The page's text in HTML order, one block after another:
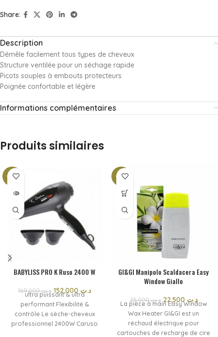
Share:
Description
Démêle facilement tous types de cheveux
Structure ventilée pour un séchage rapide
Picots souples à embouts protecteurs
Poignée confortable et légère
Informations complémentaires
Produits similaires
-10%
SOLD
BABYLISS PRO K Ruso 2400 W
د.ت169,000 د.تultra puissant & ultra
performant Flexibilité &
contrôle Le sèche-cheveux
professionnel 2400W Caruso
-10%
GI&GI Manipolo Scaldacera Easy
Window Giallo
د.ت25,000 د.ت
La pièce à main Easy Window
Wax Heater GI&GI est un
réchaud électrique pour
cartouches de recharge de cire